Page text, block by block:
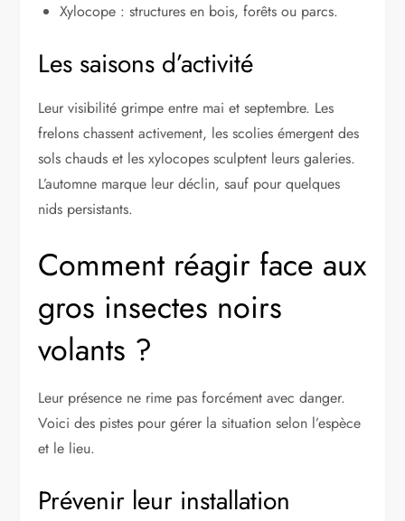
Xylocope : structures en bois, forêts ou parcs.
Les saisons d’activité
Leur visibilité grimpe entre mai et septembre. Les
frelons chassent activement, les scolies émergent des
sols chauds et les xylocopes sculptent leurs galeries.
L’automne marque leur déclin, sauf pour quelques
nids persistants.
Comment réagir face aux
gros insectes noirs
volants ?
Leur présence ne rime pas forcément avec danger.
Voici des pistes pour gérer la situation selon l’espèce
et le lieu.
Prévenir leur installation